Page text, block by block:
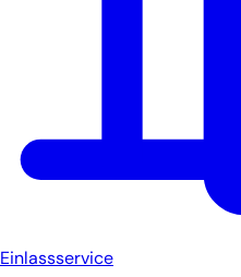
Einlassservice